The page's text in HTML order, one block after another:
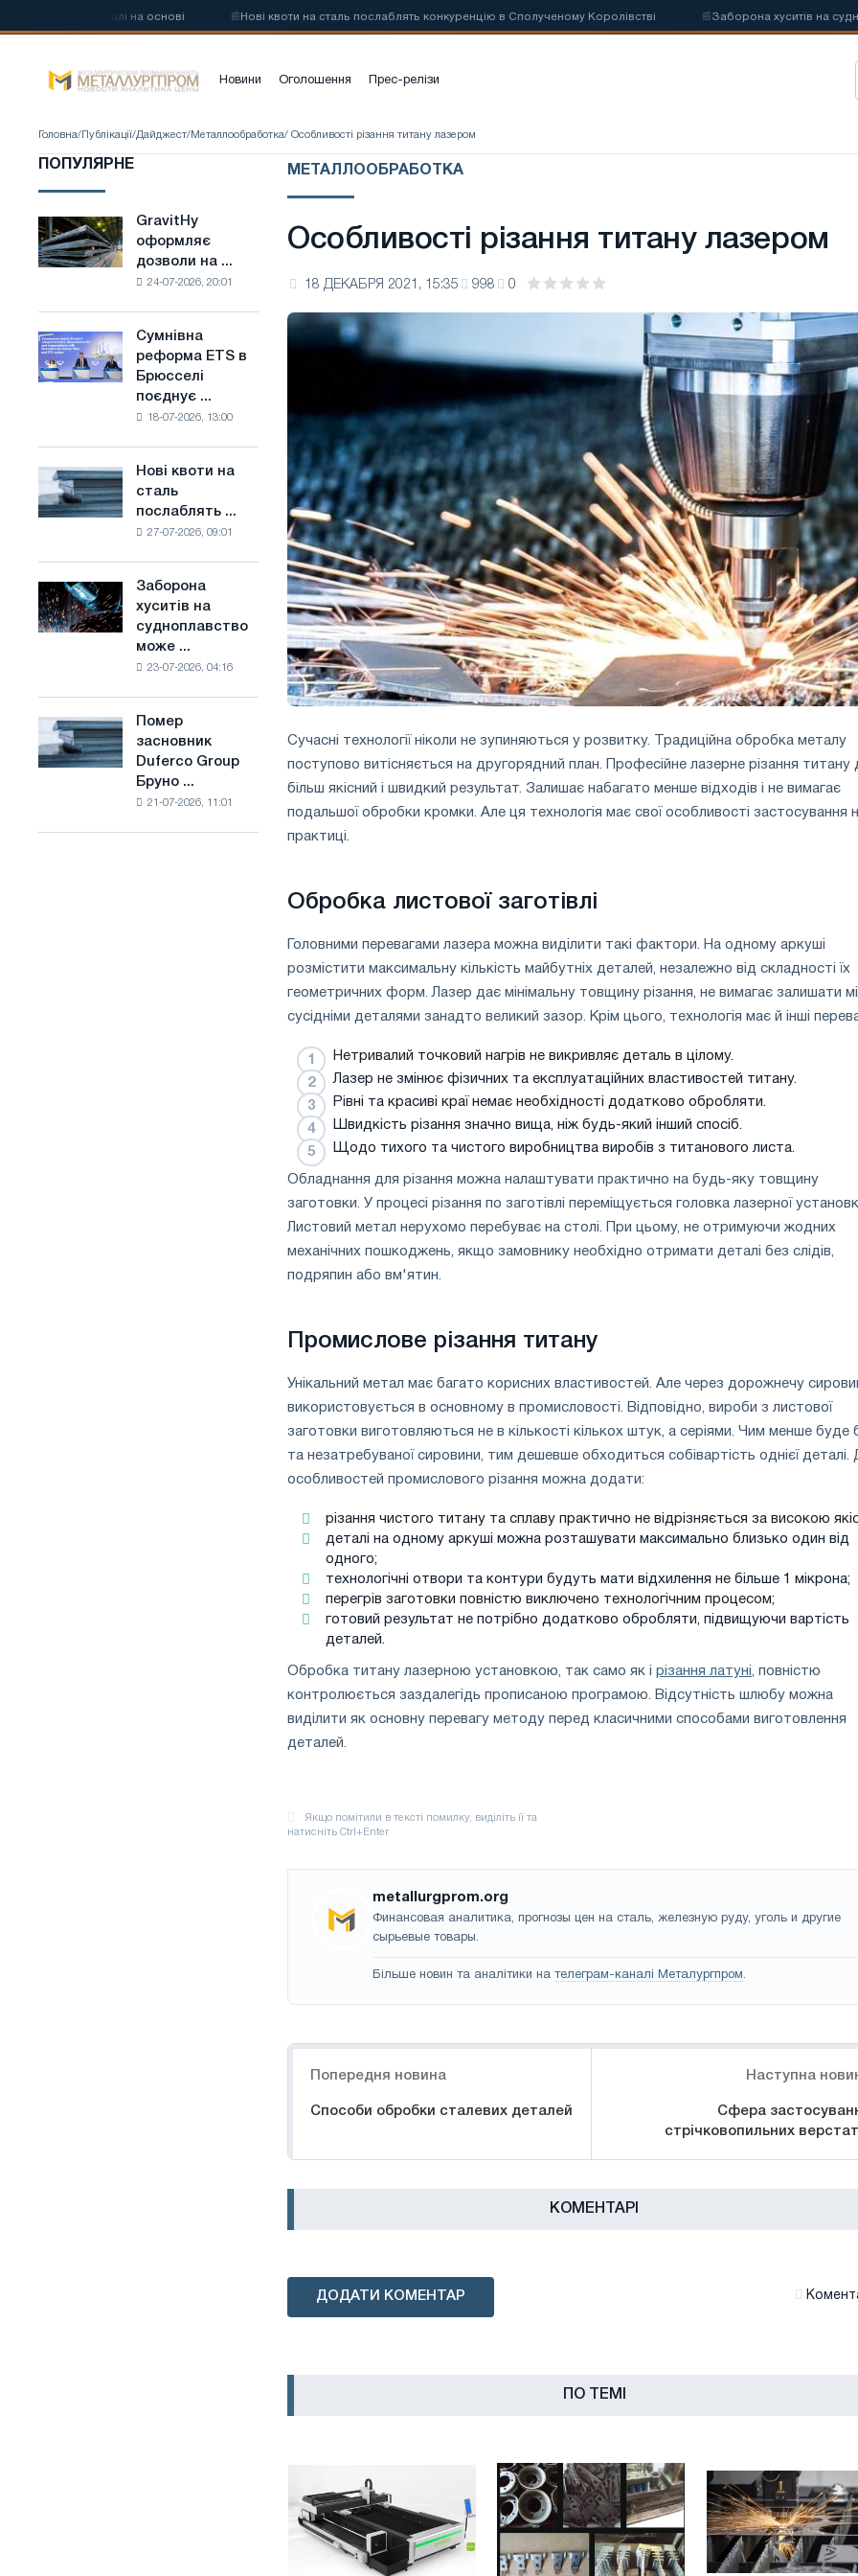
сталі на основі Нові квоти на сталь послаблять конкуренцію в Сполученому Королівстві Заборона хуситів на
Новини Оголошення Прес-релізи
Головна/ Публікації/Дайджест/ Металлообработка/ Особливості різання титану лазером
ПОПУЛЯРНЕ
GravitHy
оформляє
дозволи
з
виробництва
низьковуглецевої
основі
водню
Франції
GravitHy
оформляє
дозволи на ...
24-07-2026, 20:01
Сумнівна
реформа
ETS
обмеження
з
боротьбі
зі
зміною
клімату
Сумнівна
реформа ETS в
Брюсселі
поєднує ...
18-07-2026, 13:00
Нові
квоти
на
в
Сполученому
Нові квоти на
сталь
послаблять ...
27-07-2026, 09:01
Заборона
хуситів
на
судноплавство
Саудівської
сталі
Заборона
хуситів на
судноплавство
може ...
23-07-2026, 04:16
Помер
засновник
Duferco
Помер
засновник
Duferco Group
Бруно ...
21-07-2026, 11:01
МЕТАЛЛООБРАБОТКА
Особливості різання титану лазером
18 ДЕКАБРЯ 2021, 15:35 998 0
Сучасні технології ніколи не зупиняються у розвитку. Традиційна обробка металу
поступово витісняється на другорядний план. Професійне лазерне різання титану
більш якісний і швидкий результат. Залишає набагато менше відходів і не вимагає
подальшої обробки кромки. Але ця технологія має свої особливості застосування
практиці.
Обробка листової заготівлі
Головними перевагами лазера можна виділити такі фактори. На одному аркуші
розмістити максимальну кількість майбутніх деталей, незалежно від складності їх
геометричних форм. Лазер дає мінімальну товщину різання, не вимагає залишати
сусідніми деталями занадто великий зазор. Крім цього, технологія має й інші
Нетривалий точковий нагрів не викривляє деталь в цілому.
Лазер не змінює фізичних та експлуатаційних властивостей титану.
Рівні та красиві краї немає необхідності додатково обробляти.
Швидкість різання значно вища, ніж будь-який інший спосіб.
Щодо тихого та чистого виробництва виробів з титанового листа.
Обладнання для різання можна налаштувати практично на будь-яку товщину
заготовки. У процесі різання по заготівлі переміщується головка лазерної
Листовий метал нерухомо перебуває на столі. При цьому, не отримуючи жодних
механічних пошкоджень, якщо замовнику необхідно отримати деталі без слідів,
подряпин або вм'ятин.
Промислове різання титану
Унікальний метал має багато корисних властивостей. Але через дорожнечу
використовується в основному в промисловості. Відповідно, вироби з листової
заготовки виготовляються не в кількості кількох штук, а серіями. Чим менше буде
та незатребуваної сировини, тим дешевше обходиться собівартість однієї деталі.
особливостей промислового різання можна додати:
різання чистого титану та сплаву практично не відрізняється за високою
деталі на одному аркуші можна розташувати максимально близько один від
одного;
технологічні отвори та контури будуть мати відхилення не більше 1 мікрона;
перегрів заготовки повністю виключено технологічним процесом;
готовий результат не потрібно додатково обробляти, підвищуючи вартість
деталей.
Обробка титану лазерною установкою, так само як і різання латуні, повністю
контролюється заздалегідь прописаною програмою. Відсутність шлюбу можна
виділити як основну перевагу методу перед класичними способами виготовлення
деталей.
metallurgprom.org
Финансовая аналитика, прогнозы цен на сталь, железную руду, уголь и другие
сырьевые товары.
Більше новин та аналітики на телеграм-каналі Металургпром.
Попередня новина
Способи обробки сталевих деталей
Наступна
Сфера
стрічковопильних
КОМЕНТАРІ
ДОДАТИ КОМЕНТАР
ПО ТЕМІ